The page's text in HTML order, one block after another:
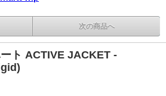
次の商品へ
ト ACTIVE JACKET -